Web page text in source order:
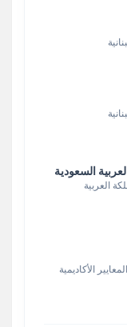
السعودية
العربية
الأكاديمية